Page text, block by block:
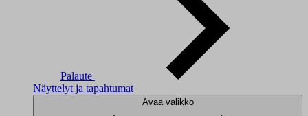
Palaute
Näyttelyt ja tapahtumat
Avaa valikko